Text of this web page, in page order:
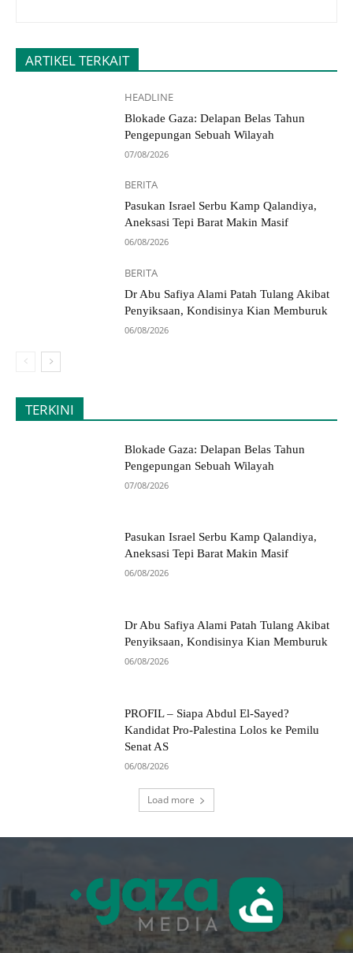
ARTIKEL TERKAIT
HEADLINE
Blokade Gaza: Delapan Belas Tahun
Pengepungan Sebuah Wilayah
07/08/2026
BERITA
Pasukan Israel Serbu Kamp Qalandiya,
Aneksasi Tepi Barat Makin Masif
06/08/2026
BERITA
Dr Abu Safiya Alami Patah Tulang Akibat
Penyiksaan, Kondisinya Kian Memburuk
06/08/2026
TERKINI
Blokade Gaza: Delapan Belas Tahun
Pengepungan Sebuah Wilayah
07/08/2026
Pasukan Israel Serbu Kamp Qalandiya,
Aneksasi Tepi Barat Makin Masif
06/08/2026
Dr Abu Safiya Alami Patah Tulang Akibat
Penyiksaan, Kondisinya Kian Memburuk
06/08/2026
PROFIL – Siapa Abdul El-Sayed?
Kandidat Pro-Palestina Lolos ke Pemilu
Senat AS
06/08/2026
Load more